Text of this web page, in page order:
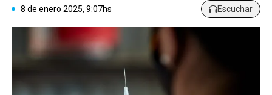
8 de enero 2025, 9:07hs Escuchar